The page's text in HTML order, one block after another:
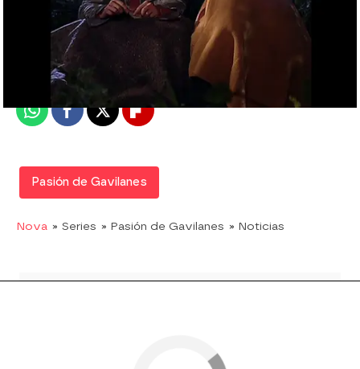
Nova
Madrid
Publicado: 04 de diciembre de 2017, 16:08
WhatsappFacebook
X Flipboard
Pasión de Gavilanes
Nova » Series » Pasión de Gavilanes » Noticias